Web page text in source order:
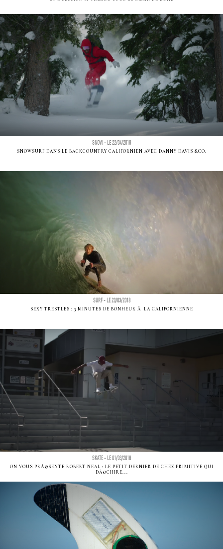
SNOW - LE 22/04/2018
SNOWSURF DANS LE BACKCOUNTRY CALIFORNIEN AVEC DANNY DAVIS &CO.
SURF - LE 23/03/2018
SEXY TRESTLES : 3 MINUTES DE BONHEUR Ã LA CALIFORNIENNE
SKATE - LE 01/03/2018
ON VOUS PRÃ©SENTE ROBERT NEAL : LE PETIT DERNIER DE CHEZ PRIMITIVE QUI
DÃ©CHIRE...